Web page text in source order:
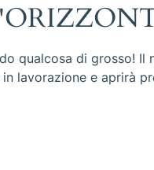
qualcosa di grosso! Il
lavorazione e aprirà